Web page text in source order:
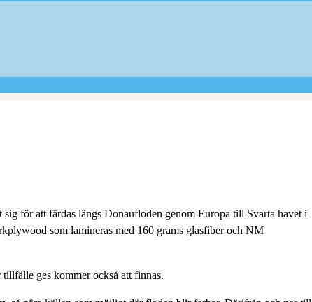
för att färdas längs Donaufloden genom Europa till Svarta havet i
som lamineras med 160 grams glasfiber och NM
ges kommer också att finnas.